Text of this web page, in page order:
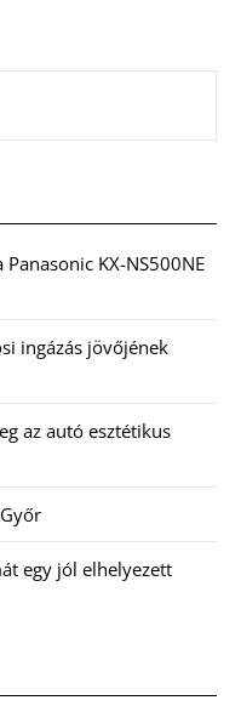
KX-NS500NE
ingázás jövőjének
az autó esztétikus
egy jól elhelyezett